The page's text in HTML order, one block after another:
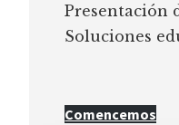
Presentación
Soluciones
Comencemos